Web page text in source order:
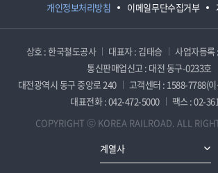
개인정보처리방침 이메일무단수집거부
상호 : 한국철도공사 대표자 : 김태승
사업자등
통신판매업신고 : 대전 동구-0233호
대전광역시 동구 중앙로 240
고객센터 : 1588-7788(
대표전화 : 042-472-5000
팩스 : 02-
COPYRIGHT ⓒ KOREA RAILROAD. ALL
계열사